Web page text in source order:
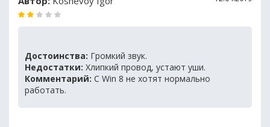
Достоинства: Громкий звук.
Недостатки: Хлипкий провод, устают уши.
Комментарий: С Win 8 не хотят нормально
работать.